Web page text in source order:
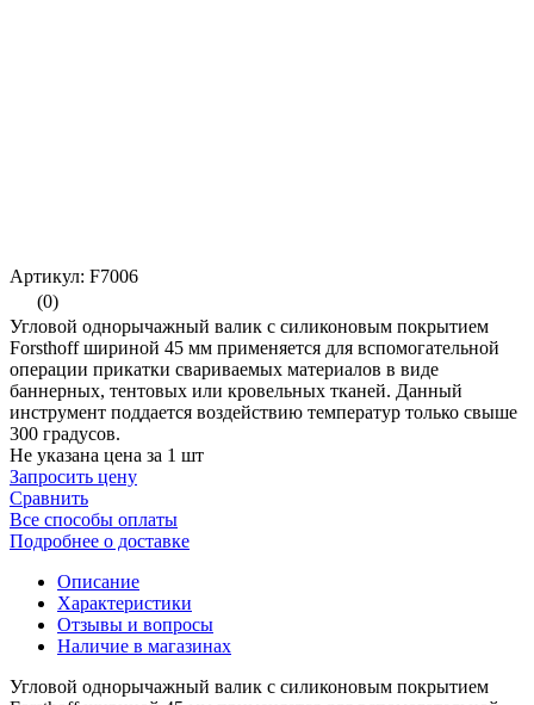
Артикул: F7006
(0)
Угловой однорычажный валик с силиконовым покрытием
Forsthoff шириной 45 мм применяется для вспомогательной
операции прикатки свариваемых материалов в виде
баннерных, тентовых или кровельных тканей. Данный
инструмент поддается воздействию температур только свыше
300 градусов.
Не указана цена за 1 шт
Запросить цену
Сравнить
Все способы оплаты
Подробнее о доставке
Описание
Характеристики
Отзывы и вопросы
Наличие в магазинах
Угловой однорычажный валик с силиконовым покрытием